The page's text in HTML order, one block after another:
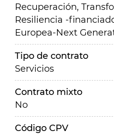
Recuperación,
Resiliencia -
Europea-Next
Tipo de contrato
Servicios
Contrato mixto
No
Código CPV